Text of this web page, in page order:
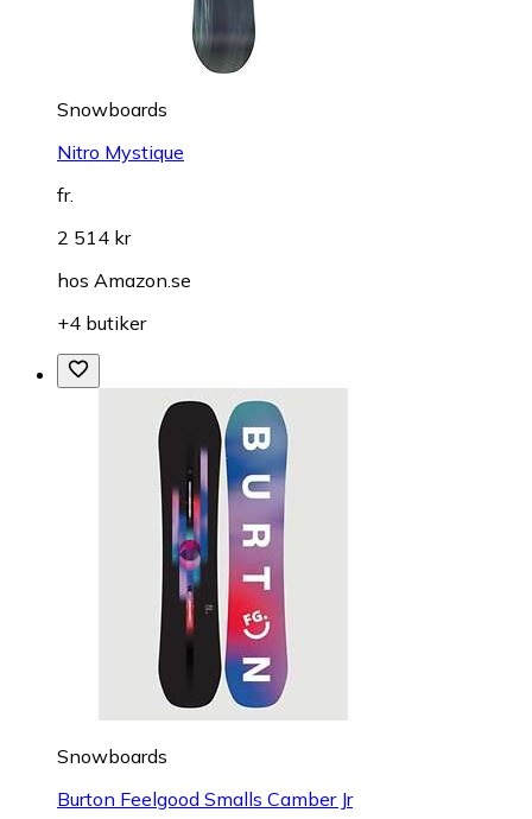
Snowboards
Nitro Mystique
fr.
2 514 kr
hos Amazon.se
+4 butiker
Snowboards
Burton Feelgood Smalls Camber Jr